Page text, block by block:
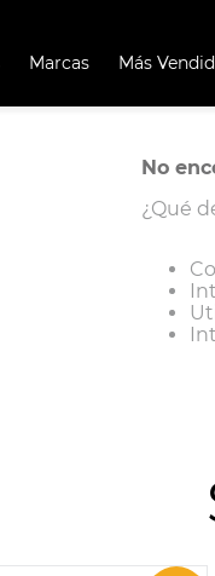
Marcas Más
No
¿Qué
TÉRMINOS MÁS
BATERÍA COCINA EKCO ALUMINIO ANTIADHERENTE
BATERÍA COCINA CON ANTIADHERENTE EKCO 32
ARROCERA